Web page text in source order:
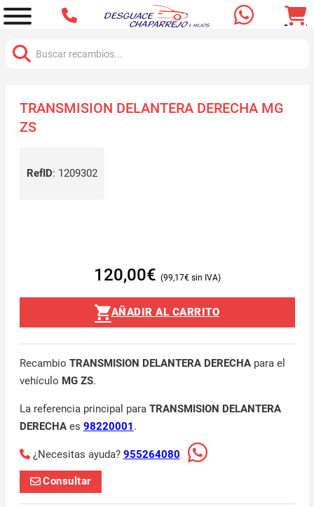
TRANSMISION DELANTERA DERECHA MG
ZS
RefID: 1209302
120,00€ 99,17€
AÑADIR AL CARRITO
Recambio TRANSMISION DELANTERA DERECHApara el
vehículo MG ZS.
La referencia principal para TRANSMISION DELANTERA
DERECHAes 98220001 .
¿Necesitas ayuda? 955264080
Consultar